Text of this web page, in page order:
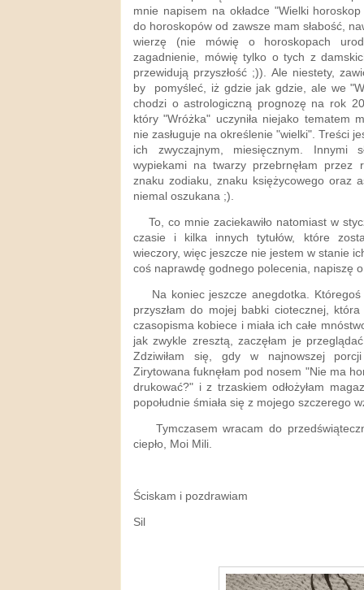
mnie napisem na okładce "Wielki
do horoskopów od zawsze mam słabość,
wierzę (nie mówię o horoskopach
zagadnienie, mówię tylko o tych z
przewidują przyszłość ;)). Ale niestety,
by pomyśleć, iż gdzie jak gdzie, ale we
chodzi o astrologiczną prognozę na rok
który "Wróżka" uczyniła niejako tematem
nie zasługuje na określenie "wielki". Treści
ich zwyczajnym, miesięcznym. Innymi
wypiekami na twarzy przebrnęłam przez
znaku zodiaku, znaku księżycowego oraz
niemal oszukana ;).
To, co mnie zaciekawiło natomiast w
czasie i kilka innych tytułów, które
wieczory, więc jeszcze nie jestem w stanie
coś naprawdę godnego polecenia, napiszę
Na koniec jeszcze anegdotka. Któregoś
przyszłam do mojej babki ciotecznej,
czasopisma kobiece i miała ich całe
jak zwykle zresztą, zaczęłam je
Zdziwiłam się, gdy w najnowszej
Zirytowana fuknęłam pod nosem "Nie ma
drukować?" i z trzaskiem odłożyłam
popołudnie śmiała się z mojego szczerego
Tymczasem wracam do
ciepło, Moi Mili.
Ściskam i pozdrawiam
Sil